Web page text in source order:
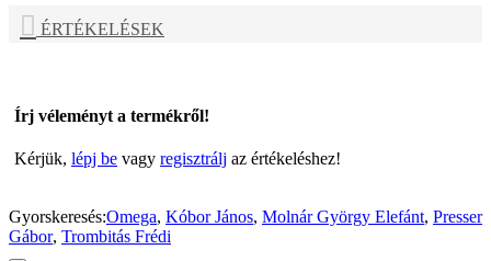
ÉRTÉKELÉSEK
Írj véleményt a termékről!
Kérjük, lépj be vagy regisztrálj az értékeléshez!
Gyorskeresés:Omega, Kóbor János, Molnár György Elefánt, Presser
Gábor, Trombitás Frédi